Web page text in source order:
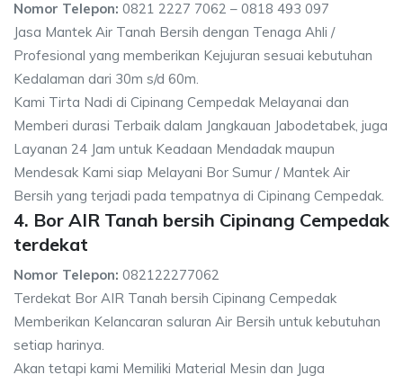
Nomor Telepon: 0821 2227 7062 – 0818 493 097
Jasa Mantek Air Tanah Bersih dengan Tenaga Ahli /
Profesional yang memberikan Kejujuran sesuai kebutuhan
Kedalaman dari 30m s/d 60m.
Kami Tirta Nadi di Cipinang Cempedak Melayanai dan
Memberi durasi Terbaik dalam Jangkauan Jabodetabek, juga
Layanan 24 Jam untuk Keadaan Mendadak maupun
Mendesak Kami siap Melayani Bor Sumur / Mantek Air
Bersih yang terjadi pada tempatnya di Cipinang Cempedak.
4. Bor AIR Tanah bersih Cipinang Cempedak
terdekat
Nomor Telepon: 082122277062
Terdekat Bor AIR Tanah bersih Cipinang Cempedak
Memberikan Kelancaran saluran Air Bersih untuk kebutuhan
setiap harinya.
Akan tetapi kami Memiliki Material Mesin dan Juga